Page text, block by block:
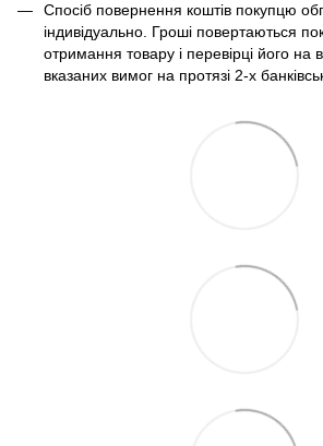
Спосіб повернення коштів покупцю
індивідуально. Гроші повертаються
отримання товару і перевірці його на
вказаних вимог на протязі 2-х